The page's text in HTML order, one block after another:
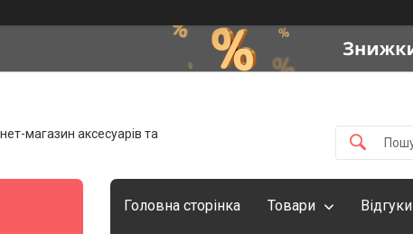
магазин аксесуарів та
Головна сторінка Товари Відгуки